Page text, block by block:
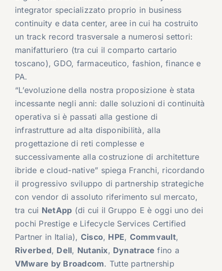
integrator specializzato proprio in business
continuity e data center, aree in cui ha costruito
un track record trasversale a numerosi settori:
manifatturiero (tra cui il comparto cartario
toscano), GDO, farmaceutico, fashion, finance e
PA.
“L’evoluzione della nostra proposizione è stata
incessante negli anni: dalle soluzioni di continuità
operativa si è passati alla gestione di
infrastrutture ad alta disponibilità, alla
progettazione di reti complesse e
successivamente alla costruzione di architetture
ibride e cloud-native” spiega Franchi, ricordando
il progressivo sviluppo di partnership strategiche
con vendor di assoluto riferimento sul mercato,
tra cui NetApp (di cui il Gruppo E è oggi uno dei
pochi Prestige e Lifecycle Services Certified
Partner in Italia), Cisco, HPE, Commvault,
Riverbed, Dell, Nutanix, Dynatrace fino a
VMware by Broadcom. Tutte partnership